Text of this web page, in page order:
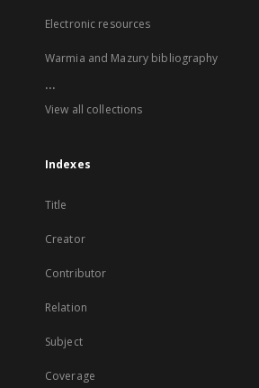
Electronic resources
Warmia and Mazury bibliography
...
View all collections
Indexes
Title
Creator
Contributor
Relation
Subject
Coverage